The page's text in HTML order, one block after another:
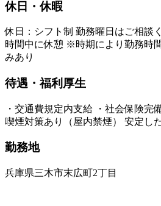
休日・休暇
休日：シフト制 勤務曜日はご相談
時間中に休憩 ※時期により勤務時
みあり
待遇・福利厚生
・交通費規定内支給 ・社会保険完
喫煙対策あり（屋内禁煙） 安定し
勤務地
兵庫県三木市末広町2丁目